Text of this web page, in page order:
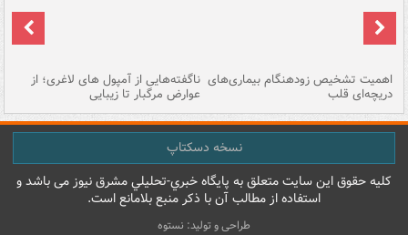
اهمیت تشخیص زودهنگام بیماری‌های
دریچه‌ای قلب
ناگفته‌هایی از آمپول های لاغری؛ از
عوارض مرگبار تا زیبایی
نسخه دسکتاپ
کليه حقوق اين سايت متعلق به پایگاه خبري-تحليلي مشرق نيوز می باشد و
استفاده از مطالب آن با ذکر منبع بلامانع است.
طراحی و تولید: نستوه